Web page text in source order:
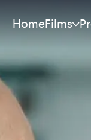
HomeFilms
Aanraders